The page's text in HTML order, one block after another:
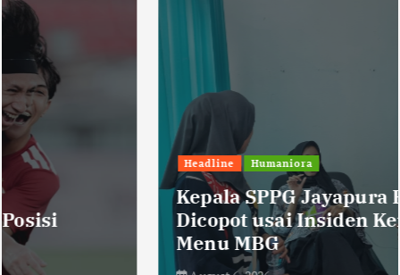
Headline Humaniora
Kepala SPPG Jayapura Resmi
Dicopot usai Insiden Keracunan
Menu MBG